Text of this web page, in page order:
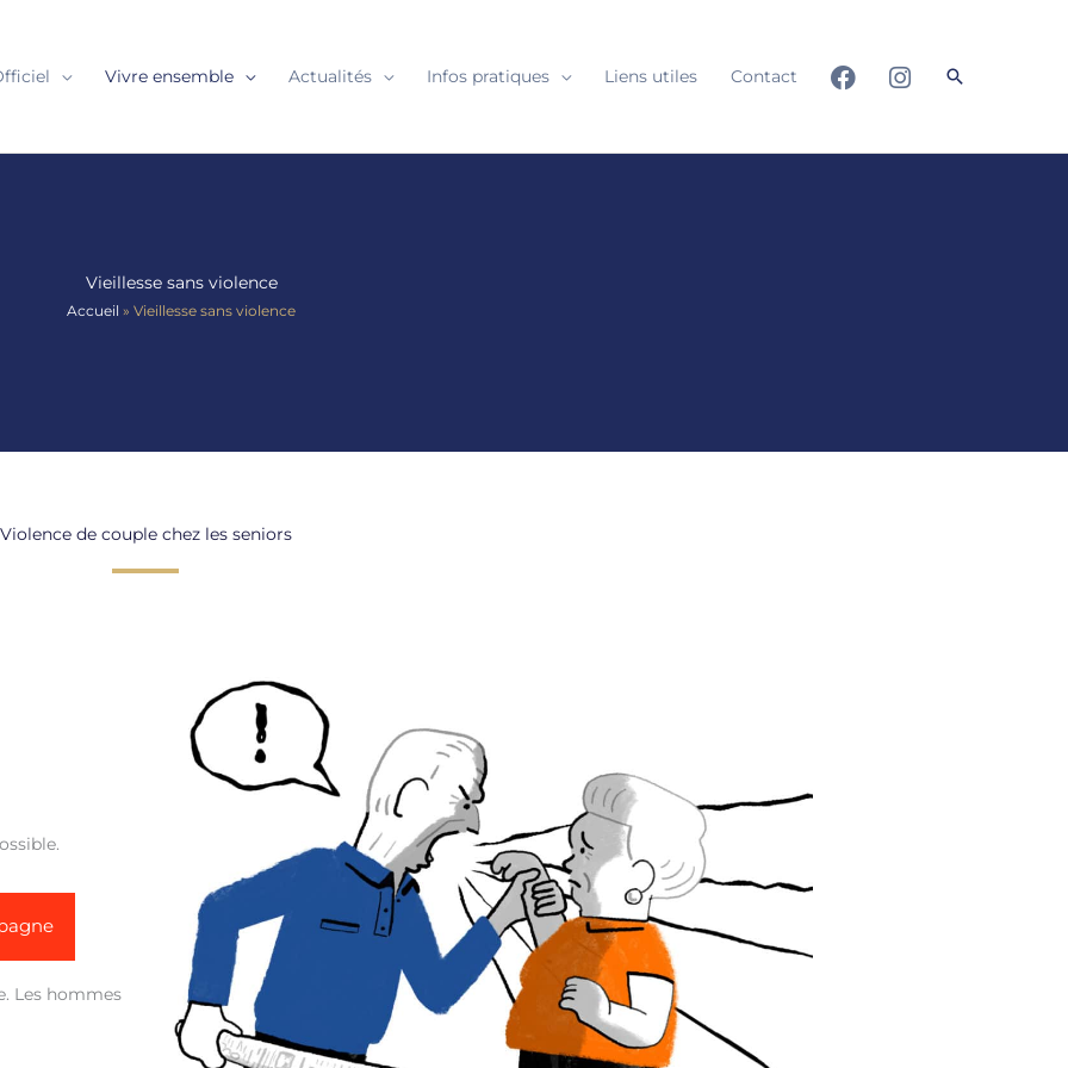
Vivre ensemble Actualités Infos pratiques Liens utiles Contact Rechercher
Vieillesse sans violence
Accueil » Vieillesse sans violence
Violence de couple chez les seniors
Les hommes